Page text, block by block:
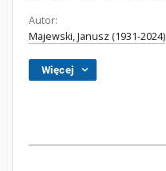
Autor:
Majewski, Janusz (1931-2024)
Więcej